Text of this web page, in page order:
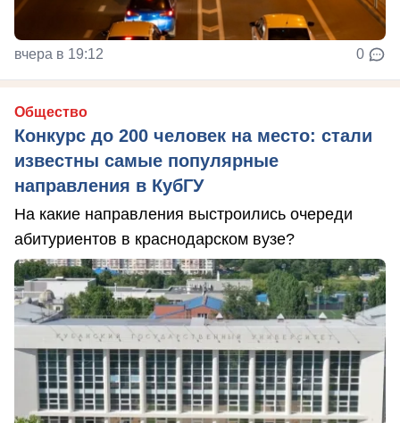
вчера в 19:12 0
Общество
Конкурс до 200 человек на место: стали
известны самые популярные
направления в КубГУ
На какие направления выстроились очереди
абитуриентов в краснодарском вузе?